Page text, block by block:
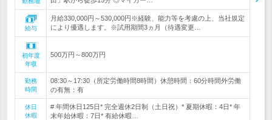
給与
月給330,000円～530,000円※経験、能力等を考慮の上、当社規定
により優遇します。※試用期間3ヵ月（待遇変更…
初年度
年収
500万円～800万円
勤務
時間
08:30～17:30（所定労働時間8時間）休憩時間：60分時間外労働
の有無：有
休日
休暇
# 年間休日125日* 完全週休2日制（土日祝）* 夏期休暇：4日* 年
末年始休暇：7日* 有給休暇…